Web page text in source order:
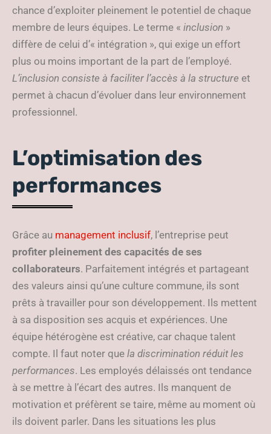
chance d’exploiter pleinement le potentiel de chaque
membre de leurs équipes. Le terme « inclusion »
diffère de celui d’« intégration », qui exige un effort
plus ou moins important de la part de l’employé.
L’inclusion consiste à faciliter l’accès à la structure et
permet à chacun d’évoluer dans leur environnement
professionnel.
L’optimisation des
performances
Grâce au management inclusif, l’entreprise peut
profiter pleinement des capacités de ses
collaborateurs. Parfaitement intégrés et partageant
des valeurs ainsi qu’une culture commune, ils sont
prêts à travailler pour son développement. Ils mettent
à sa disposition ses acquis et expériences. Une
équipe hétérogène est créative, car chaque talent
compte. Il faut noter que la discrimination réduit les
performances. Les employés délaissés ont tendance
à se mettre à l’écart des autres. Ils manquent de
motivation et préfèrent se taire, même au moment où
ils doivent parler. Dans les situations les plus